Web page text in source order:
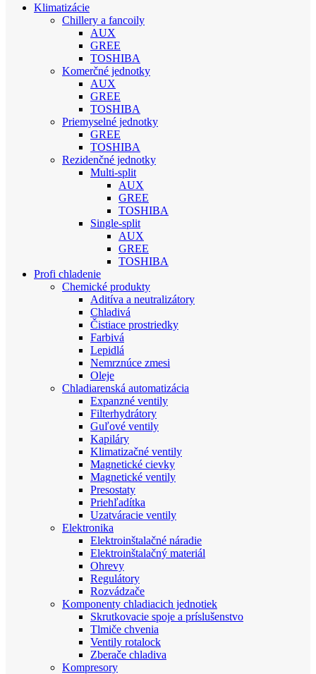
Klimatizácie
Chillery a fancoily
AUX
GREE
TOSHIBA
Komerčné jednotky
AUX
GREE
TOSHIBA
Priemyselné jednotky
GREE
TOSHIBA
Rezidenčné jednotky
Multi-split
AUX
GREE
TOSHIBA
Single-split
AUX
GREE
TOSHIBA
Profi chladenie
Chemické produkty
Aditíva a neutralizátory
Chladivá
Čistiace prostriedky
Farbivá
Lepidlá
Nemrznúce zmesi
Oleje
Chladiarenská automatizácia
Expanzné ventily
Filterhydrátory
Guľové ventily
Kapiláry
Klimatizačné ventily
Magnetické cievky
Magnetické ventily
Presostaty
Priehľadítka
Uzatváracie ventily
Elektronika
Elektroinštalačné náradie
Elektroinštalačný materiál
Ohrevy
Regulátory
Rozvádzače
Komponenty chladiacich jednotiek
Skrutkovacie spoje a príslušenstvo
Tlmiče chvenia
Ventily rotalock
Zberače chladiva
Kompresory